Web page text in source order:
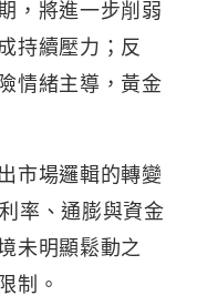
，將進一步削弱
持續壓力；反
情緒主導，黃金
市場邏輯的轉變
率、通膨與資金
未明顯鬆動之
制。